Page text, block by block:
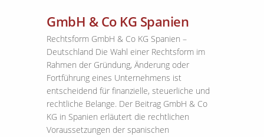
GmbH & Co KG Spanien
Rechtsform GmbH & Co KG Spanien –
Deutschland Die Wahl einer Rechtsform im
Rahmen der Gründung, Änderung oder
Fortführung eines Unternehmens ist
entscheidend für finanzielle, steuerliche und
rechtliche Belange. Der Beitrag GmbH & Co
KG in Spanien erläutert die rechtlichen
Voraussetzungen der spanischen